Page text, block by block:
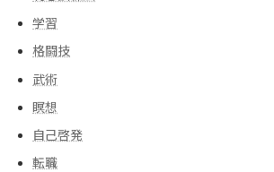
学習
格闘技
武術
瞑想
自己啓発
転職